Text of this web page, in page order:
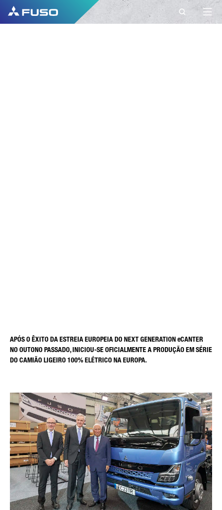
CORREIO ELECTRÓNICO*
NÚMERO DE TELEFONE*
A SUA MENSAGEM (OPCIONAL)
APÓS O ÊXITO DA ESTREIA EUROPEIA DO NEXT GENERATION eCANTER
NO OUTONO PASSADO, INICIOU-SE OFICIALMENTE A PRODUÇÃO EM SÉRIE
DO CAMIÃO LIGEIRO 100% ELÉTRICO NA EUROPA.